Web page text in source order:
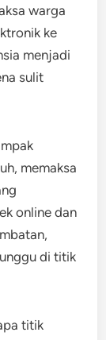
warga
ke
menjadi
sulit
memaksa
online dan
di titik
titik